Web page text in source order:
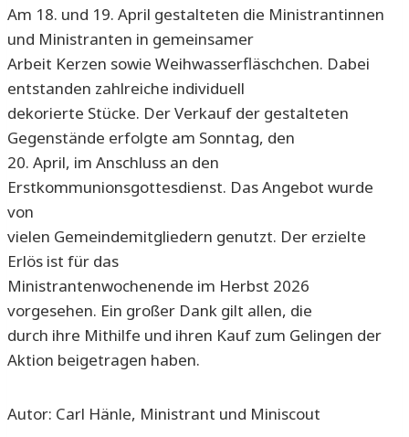
Am 18. und 19. April gestalteten die Ministrantinnen
und Ministranten in gemeinsamer
Arbeit Kerzen sowie Weihwasserfläschchen. Dabei
entstanden zahlreiche individuell
dekorierte Stücke. Der Verkauf der gestalteten
Gegenstände erfolgte am Sonntag, den
20. April, im Anschluss an den
Erstkommunionsgottesdienst. Das Angebot wurde
von
vielen Gemeindemitgliedern genutzt. Der erzielte
Erlös ist für das
Ministrantenwochenende im Herbst 2026
vorgesehen. Ein großer Dank gilt allen, die
durch ihre Mithilfe und ihren Kauf zum Gelingen der
Aktion beigetragen haben.
Autor: Carl Hänle, Ministrant und Miniscout